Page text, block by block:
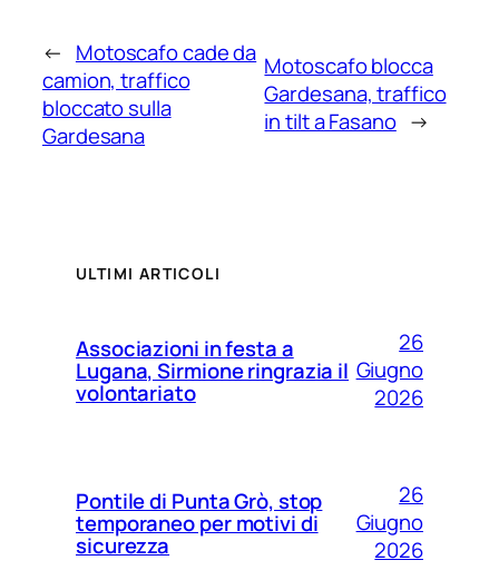
← Motoscafo cade da
camion, traffico
bloccato sulla
Gardesana
Motoscafo blocca
Gardesana, traffico
in tilt a Fasano →
ULTIMI ARTICOLI
Associazioni in festa a
Lugana, Sirmione ringrazia il
volontariato
26
Giugno
2026
Pontile di Punta Grò, stop
temporaneo per motivi di
sicurezza
26
Giugno
2026